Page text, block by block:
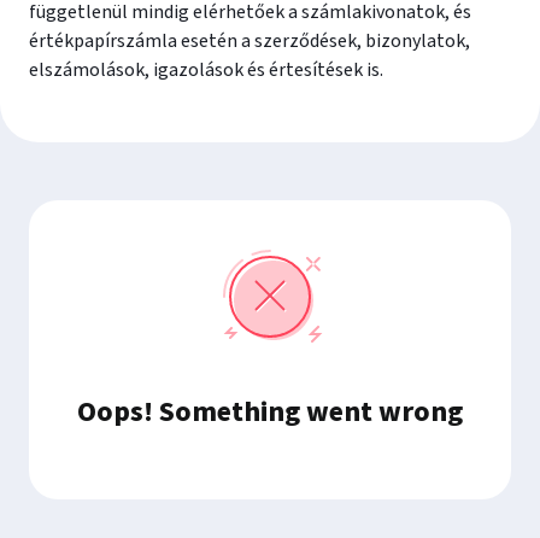
függetlenül mindig elérhetőek a számlakivonatok, és
értékpapírszámla esetén a szerződések, bizonylatok,
elszámolások, igazolások és értesítések is.